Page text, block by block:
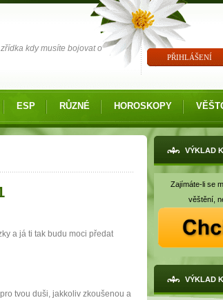
kdy musíte bojovat o
PŘIHLÁŠENÍ
ESP RŮZNÉ HOROSKOPY
a já ti tak budu moci předat
tvou duši, jakkoliv zkoušenou a
VÝKLAD
Zajímáte-li se
věštění,
VÝKLAD